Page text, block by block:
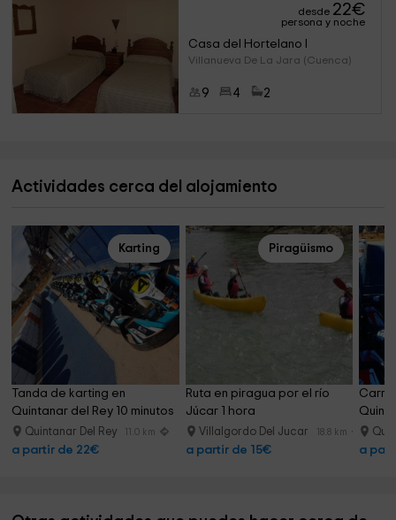
desde 22€
persona y noche
Casa del Hortelano I
Villanueva De La Jara (Cuenca)
9 4 2
Actividades cerca del alojamiento
Karting
Tanda de karting en
Quintanar del Rey 10 minutos
Quintanar Del Rey 11.0 km
a partir de 22€
Piragüismo
Ruta en piragua por el río
Júcar 1 hora
Villalgordo Del Jucar 18.8 km
a partir de 15€ a